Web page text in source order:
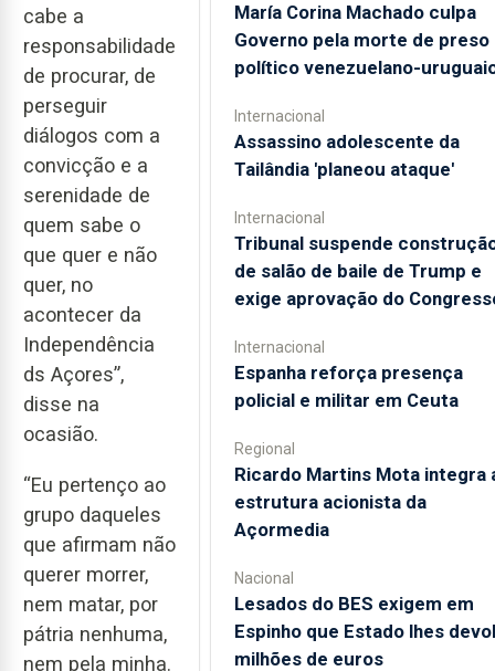
cabe a
responsabilidade
de procurar, de
perseguir
diálogos com a
convicção e a
serenidade de
quem sabe o
que quer e não
quer, no
acontecer da
Independência
ds Açores”,
disse na
ocasião.
“Eu pertenço ao
grupo daqueles
que afirmam não
querer morrer,
nem matar, por
pátria nenhuma,
nem pela minha.
María Corina Machado culpa
Governo pela morte de preso
político venezuelano-
Internacional
Assassino adolescente da
Tailândia 'planeou ataque'
Internacional
Tribunal suspende
de salão de baile de Trump e
exige aprovação do
Internacional
Espanha reforça presença
policial e militar em Ceuta
Regional
Ricardo Martins Mota integra
estrutura acionista da
Açormedia
Nacional
Lesados do BES exigem em
Espinho que Estado lhes
milhões de euros